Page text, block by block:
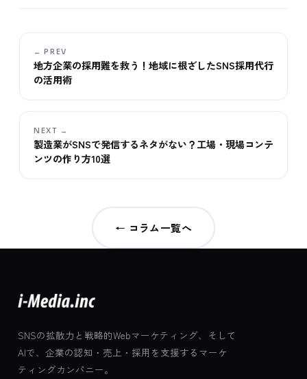
← PREV
地方企業の採用難を救う！地域に根ざしたSNS採用代行
の活用術
NEXT →
製造業がSNSで発信するネタがない？工場・現場コンテ
ンツの作り方10選
← コラム一覧へ
SNSの拡散力と戦略的Webマーケティング、そして
AIで、企業の認知・売上・採用を支援するマーケ
ティングカンパニー。